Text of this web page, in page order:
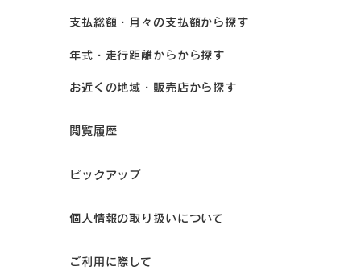
支払総額・月々の支払額から探す
年式・走行距離からから探す
お近くの地域・販売店から探す
閲覧履歴
ピックアップ
個人情報の取り扱いについて
ご利用に際して